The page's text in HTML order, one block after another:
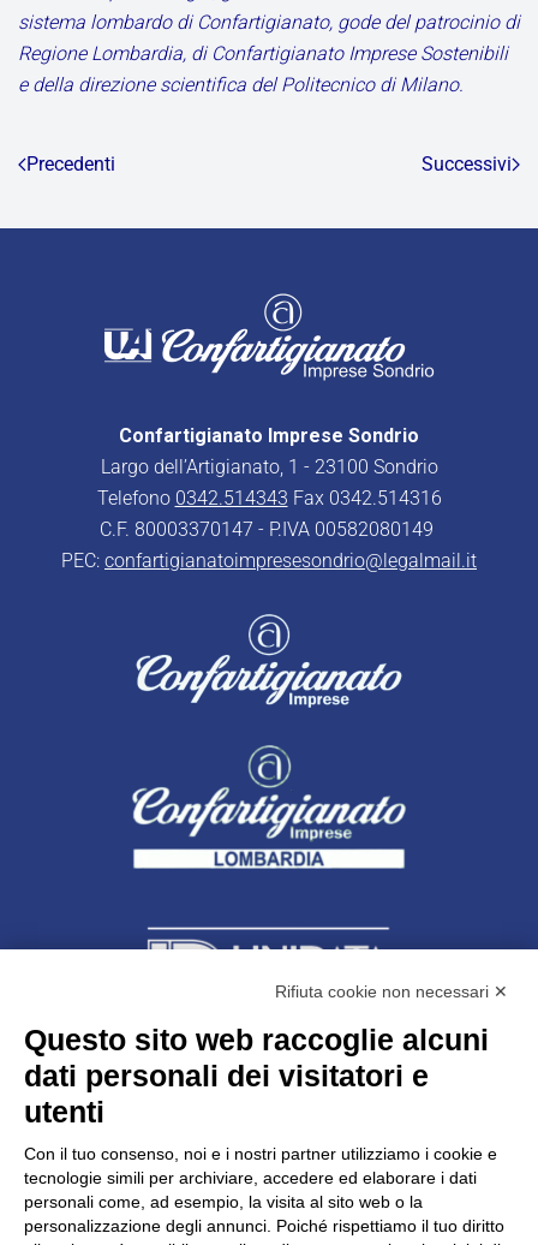
sistema lombardo di Confartigianato, gode del patrocinio di
Regione Lombardia, di Confartigianato Imprese Sostenibili
e della direzione scientifica del Politecnico di Milano.
Precedenti Successivi
Confartigianato Imprese Sondrio
Largo dell’Artigianato, 1 - 23100 Sondrio
Telefono 0342.514343 Fax 0342.514316
C.F. 80003370147 - P.IVA 00582080149
PEC: confartigianatoimpresesondrio@legalmail.it
Unidata s.r.lcon unico socio
Largo dell’Artigianato, 1 - 23100 Sondrio
C.F. 00481790145 - N.REA SO-36426
PEC: unidata.sondrio@legalmail.it
Cap. soc. euro 100.000,00 i.v.
Rifiuta cookie non necessari ✕
Questo sito web raccoglie alcuni
dati personali dei visitatori e
utenti
Con il tuo consenso, noi e i nostri partner utilizziamo i cookie e
tecnologie simili per archiviare, accedere ed elaborare i dati
personali come, ad esempio, la visita al sito web o la
personalizzazione degli annunci. Poiché rispettiamo il tuo diritto